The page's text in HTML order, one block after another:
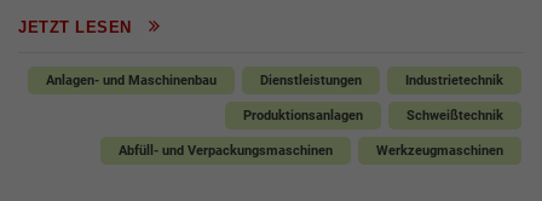
JETZT LESEN
Anlagen- und Maschinenbau Dienstleistungen Industrietechnik
Produktionsanlagen Schweißtechnik
Abfüll- und Verpackungsmaschinen Werkzeugmaschinen